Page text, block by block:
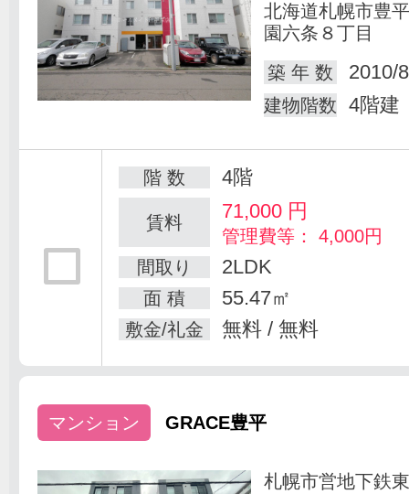
北海道札幌市豊
園六条８丁目
築 年 数
2010/
建物階数 4階建
階 数 4階
賃料 71,000円
管理費等： 4,000円
間取り
2LDK
面 積 55.47㎡
敷金/礼金 無料 / 無料
マンション GRACE豊平
札幌市営地下鉄